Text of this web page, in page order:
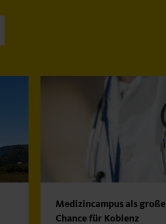
Medizincampus als große
Chance für Koblenz